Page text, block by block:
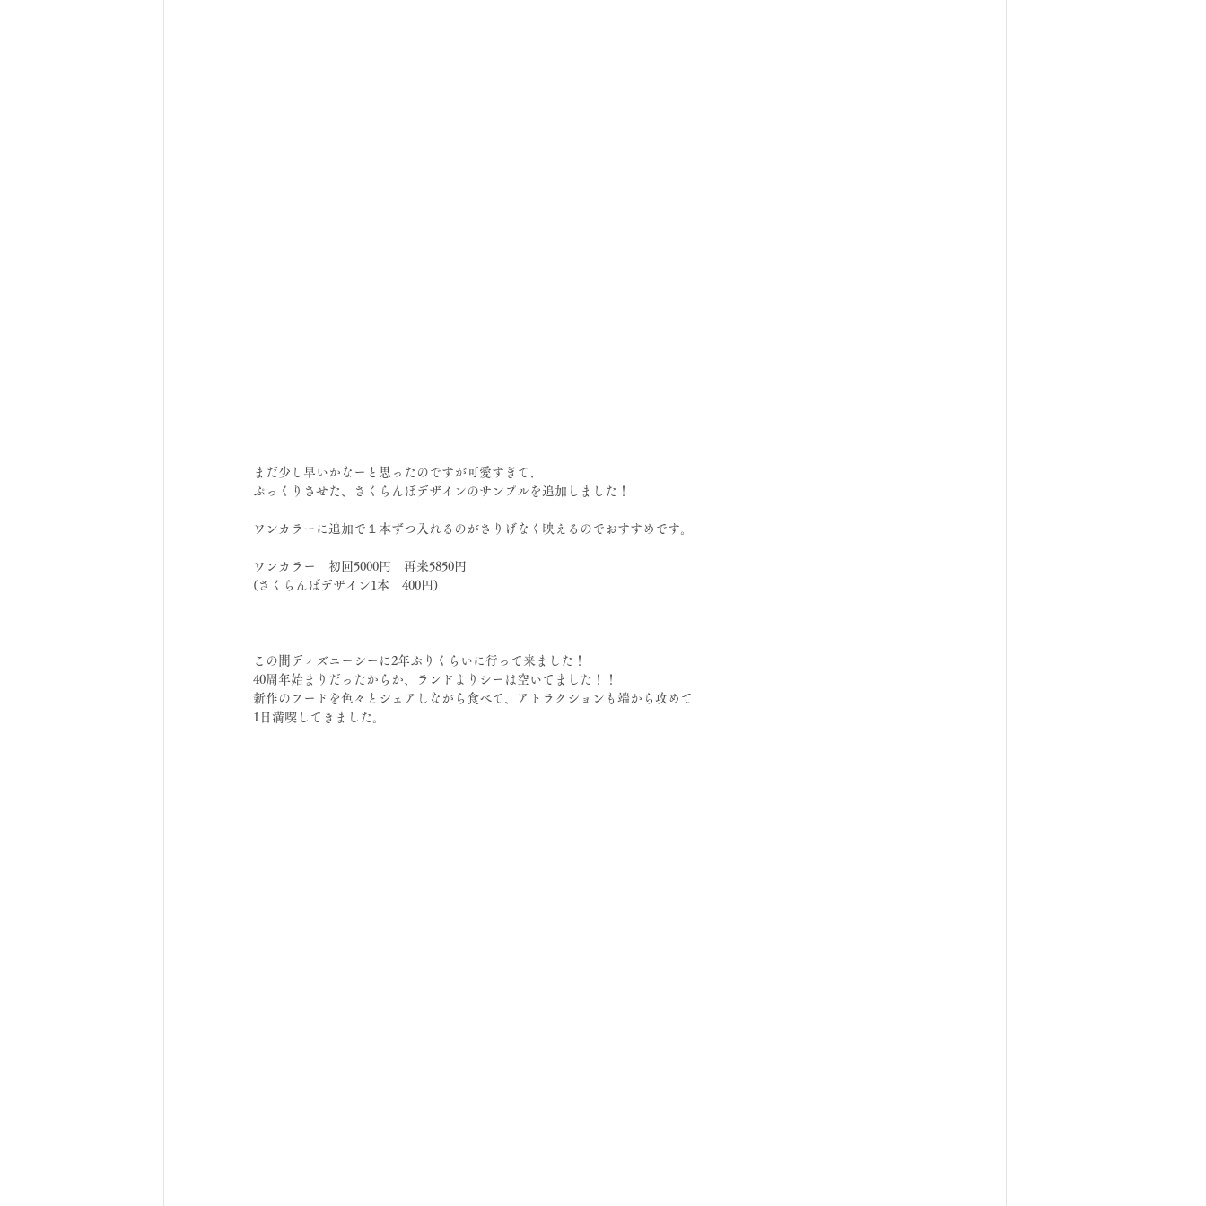
まだ少し早いかなーと思ったのですが可愛すぎて、
ぷっくりさせた、さくらんぼデザインのサンプルを追加しました！
ワンカラーに追加で１本ずつ入れるのがさりげなく映えるのでおすすめです。
ワンカラー　初回5000円　再来5850円
(さくらんぼデザイン1本　400円)
この間ディズニーシーに2年ぶりくらいに行って来ました！
40周年始まりだったからか、ランドよりシーは空いてました！！
新作のフードを色々とシェアしながら食べて、アトラクションも端から攻めて
1日満喫してきました。